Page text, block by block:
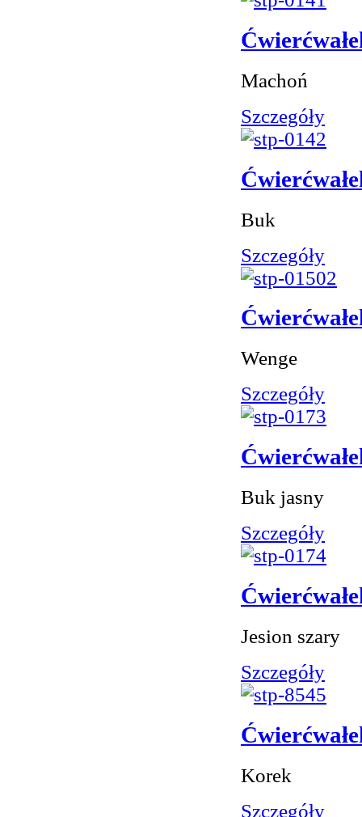
Machoń
Szczegóły
Buk
Szczegóły
Wenge
Szczegóły
Buk jasny
Szczegóły
Jesion szary
Szczegóły
Korek
Szczegóły